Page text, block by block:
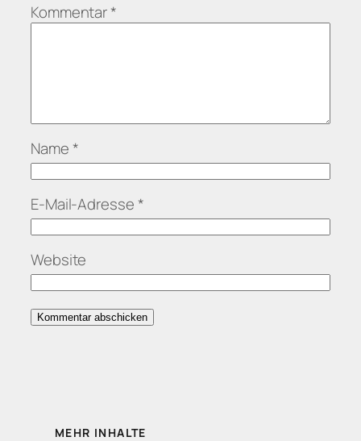
Kommentar*
Name *
E-Mail-Adresse *
Website
MEHR INHALTE